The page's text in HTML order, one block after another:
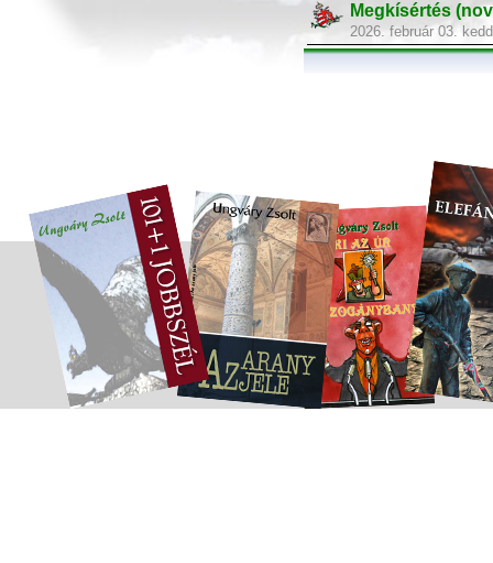
Megkísértés
2026. február 03.